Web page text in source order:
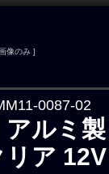
像のみ ]
0087-02
ルミ
リア